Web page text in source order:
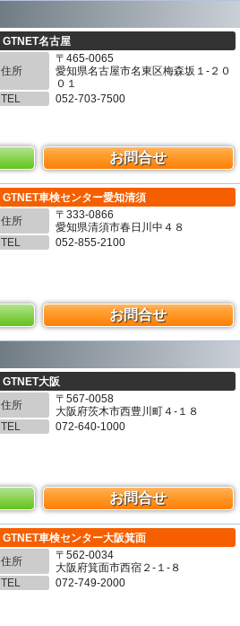
GTNET名古屋
住所
〒465-0065
愛知県名古屋市名東区梅森坂１-２０
０１
TEL
052-703-7500
お問合せ
GTNET車検センター愛知清須
住所
〒333-0866
愛知県清須市春日川中４８
TEL
052-855-2100
お問合せ
GTNET大阪
住所
〒567-0058
大阪府茨木市西豊川町４-１８
TEL
072-640-1000
お問合せ
GTNET車検センター大阪箕面
住所
〒562-0034
大阪府箕面市西宿２-１-８
TEL
072-749-2000